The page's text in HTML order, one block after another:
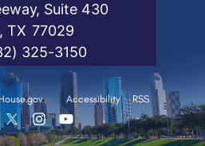
Suite 430
TX77029
325-3150
House.gov Accessibility RSS